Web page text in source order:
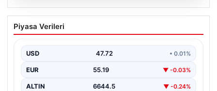
08.08.2026
Mekke Ortak Savunma Anlaşması ve
Bölgesel Güvenlik Vizyonu
yapısını güçlendirmeyi hedefleyen yeni bir girişim
olarak dikkat…
Piyasa Verileri
USD 47.72 • 0.01%
EUR 55.19 ▼ -0.03%
ALTIN 6644.5 ▼ -0.24%